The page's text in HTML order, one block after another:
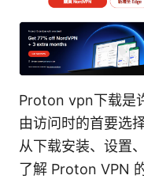
Proton vpn下载是
由访问时的首要选
从下载安装、设置
了解 Proton VPN